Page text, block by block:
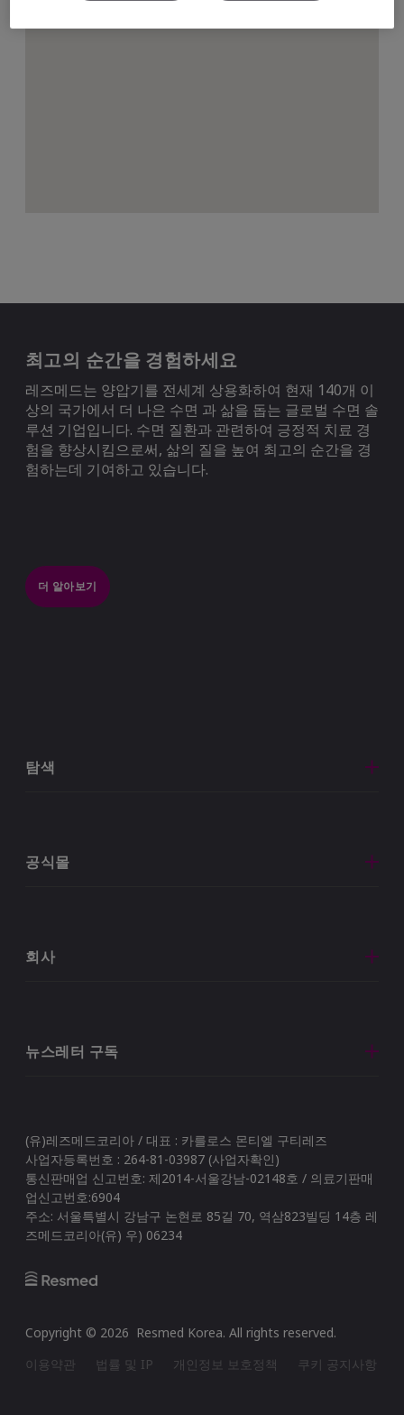
최고의 순간을 경험하세요
레즈메드는 양압기를 전세계 상용화하여 현재 140개 이
상의 국가에서 더 나은 수면 과 삶을 돕는 글로벌 수면 솔
루션 기업입니다. 수면 질환과 관련하여 긍정적 치료 경
험을 향상시킴으로써, 삶의 질을 높여 최고의 순간을 경
험하는데 기여하고 있습니다.
더 알아보기
탐색
공식몰
회사
뉴스레터 구독
(유)레즈메드코리아 / 대표 : 카를로스 몬티엘 구티레즈
사업자등록번호 : 264-81-03987 (사업자확인)
통신판매업 신고번호: 제2014-서울강남-02148호 / 의료기판매
업신고번호:6904
주소: 서울특별시 강남구 논현로 85길 70, 역삼823빌딩 14층 레
즈메드코리아(유) 우) 06234
Copyright © 2026 Resmed Korea. All rights reserved.
이용약관
법률 및 IP 개인정보 보호정책 쿠키 공지사항